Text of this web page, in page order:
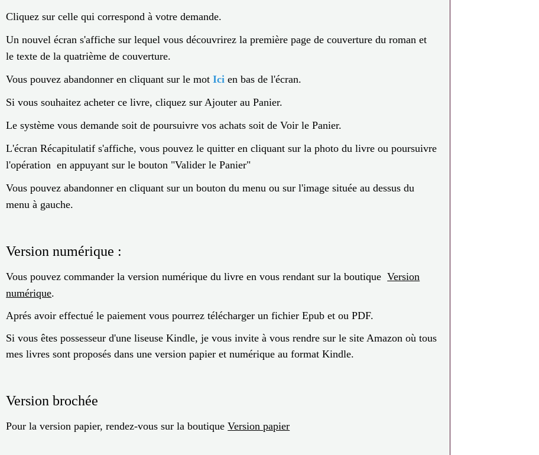
Cliquez sur celle qui correspond à votre demande.
Un nouvel écran s'affiche sur lequel vous découvrirez la première page de couverture du roman et
le texte de la quatrième de couverture.
Vous pouvez abandonner en cliquant sur le motIci en bas de l'écran.
Si vous souhaitez acheter ce livre, cliquez sur Ajouter au Panier.
Le système vous demande soit de poursuivre vos achats soit de Voir le Panier.
L'écran Récapitulatif s'affiche, vous pouvez le quitter en cliquant sur la photo du livre ou poursuivre
l'opération en appuyant sur le bouton "Valider le Panier"
Vous pouvez abandonner en cliquant sur un bouton du menu ou sur l'image située au dessus du
menu à gauche.
Version numérique :
Vous pouvez commander la version numérique du livre en vous rendant sur la boutiqueVersion
numérique.
Aprés avoir effectué le paiement vous pourrez télécharger un fichier Epub et ou PDF.
Si vous êtes possesseur d'une liseuse Kindle, je vous invite à vous rendre sur le site Amazon où tous
mes livres sont proposés dans une version papier et numérique au format Kindle.
Version brochée
Pour la version papier, rendez-vous sur la boutiqueVersion papier